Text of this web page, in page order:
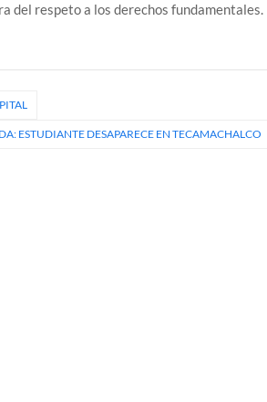
del respeto a los derechos fundamentales.
ESTUDIANTE DESAPARECE EN TECAMACHALCO